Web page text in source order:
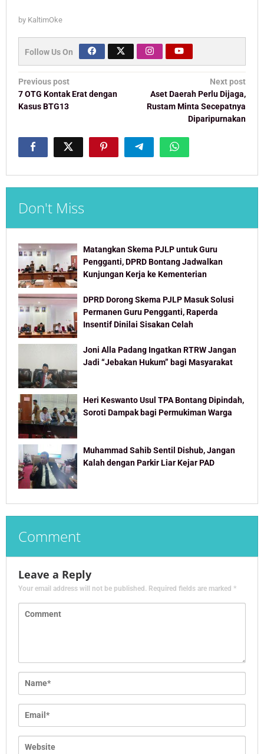
by KaltimOke
Follow Us On
Post
navigation
Previous post
7 OTG Kontak Erat dengan
Kasus BTG13
Next post
Aset Daerah Perlu Dijaga,
Rustam Minta Secepatnya
Diparipurnakan
Don't Miss
Matangkan Skema PJLP untuk Guru
Pengganti, DPRD Bontang Jadwalkan
Kunjungan Kerja ke Kementerian
DPRD Dorong Skema PJLP Masuk Solusi
Permanen Guru Pengganti, Raperda
Insentif Dinilai Sisakan Celah
Joni Alla Padang Ingatkan RTRW Jangan
Jadi “Jebakan Hukum” bagi Masyarakat
Heri Keswanto Usul TPA Bontang Dipindah,
Soroti Dampak bagi Permukiman Warga
Muhammad Sahib Sentil Dishub, Jangan
Kalah dengan Parkir Liar Kejar PAD
Comment
Leave a Reply
Your email address will not be published. Required fields are marked *